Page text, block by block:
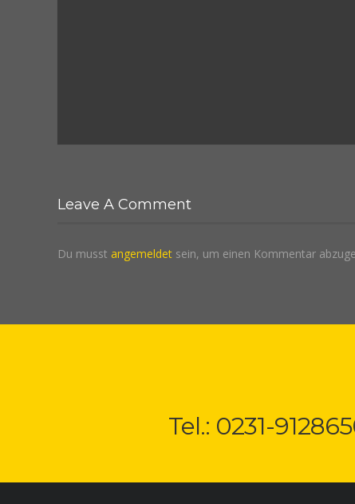
Leave A Comment
Du musst angemeldet sein, um einen Kommentar
Tel.: 0231-